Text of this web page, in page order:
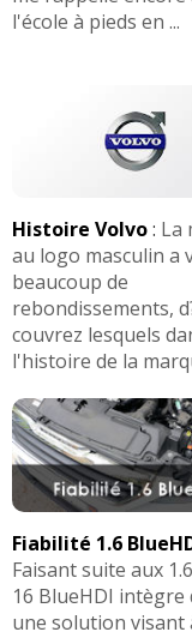
12/20
19/20
( 0
17/20
11/20
l'école à pieds en ...
Histoire Volvo: La
au logo masculin a
beaucoup de
rebondissements,
couvrez lesquels
l'histoire de la
Fiabilité 1.6
Faisant suite aux
16 BlueHDI intègre
une solution visant